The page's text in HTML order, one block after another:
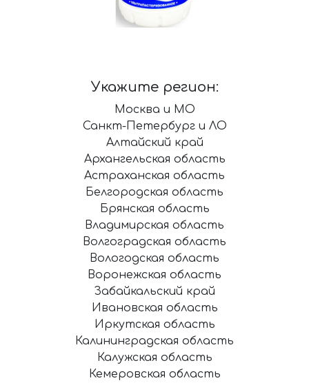
Укажите регион:
Москва и МО
Санкт-Петербург и ЛО
Алтайский край
Архангельская область
Астраханская область
Белгородская область
Брянская область
Владимирская область
Волгоградская область
Вологодская область
Воронежская область
Забайкальский край
Ивановская область
Иркутская область
Калининградская область
Калужская область
Кемеровская область